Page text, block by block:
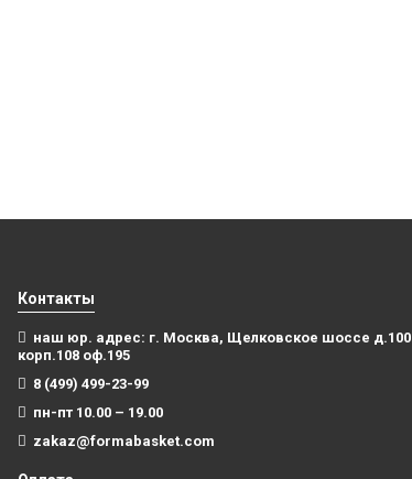
Контакты
наш юр. адрес: г. Москва, Щелковское шоссе д.100
корп.108 оф.195
8 (499) 499-23-99
пн-пт 10.00 – 19.00
zakaz@formabasket.com